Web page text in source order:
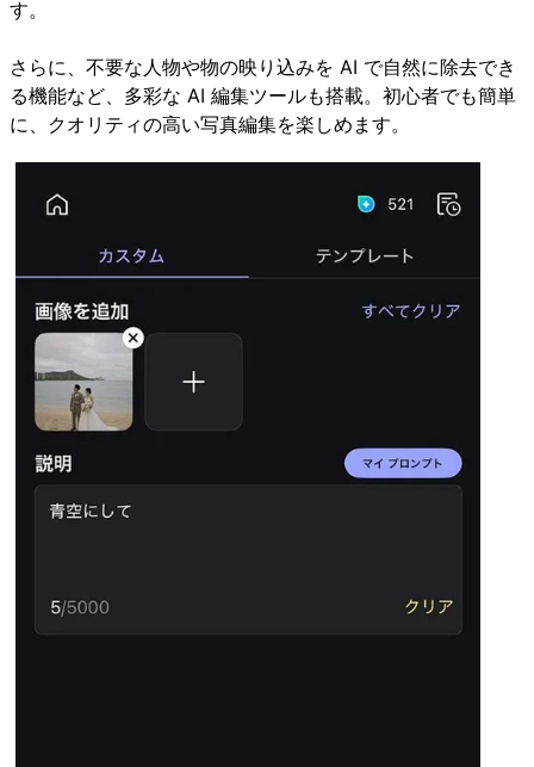
す。
さらに、不要な人物や物の映り込みを AI で自然に除去でき
る機能など、多彩な AI 編集ツールも搭載。初心者でも簡単
に、クオリティの高い写真編集を楽しめます。